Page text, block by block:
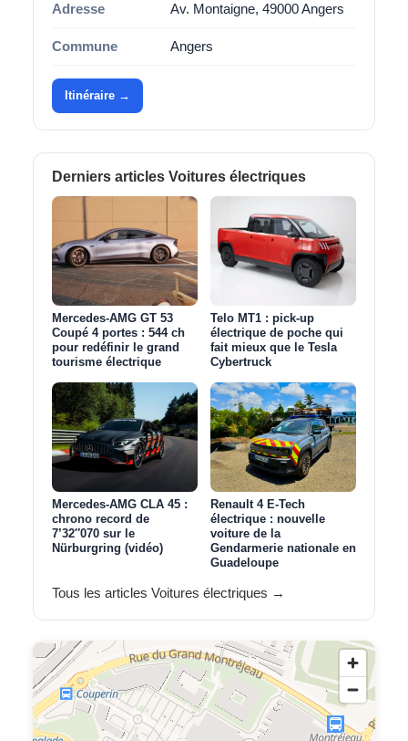
Adresse Av. Montaigne, 49000 Angers
Commune Angers
Itinéraire →
Derniers articles Voitures électriques
Mercedes-AMG GT 53
Coupé 4 portes : 544 ch
pour redéfinir le grand
tourisme électrique
Telo MT1 : pick‑up
électrique de poche qui
fait mieux que le Tesla
Cybertruck
Mercedes-AMG CLA 45 :
chrono record de
7’32″070 sur le
Nürburgring (vidéo)
Renault 4 E-Tech
électrique : nouvelle
voiture de la
Gendarmerie nationale en
Guadeloupe
Tous les articles Voitures électriques →